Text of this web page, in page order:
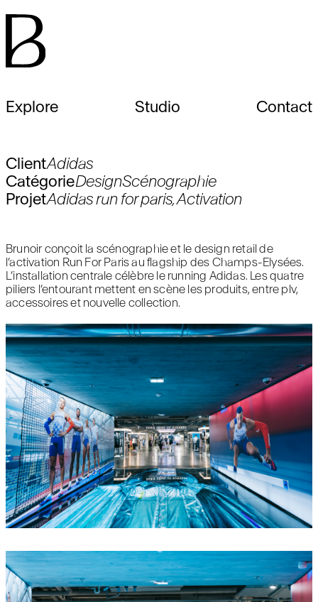
Explore Studio Contact
ClientAdidas
CatégorieDesignScénographie
ProjetAdidas run for paris, Activation
Brunoir conçoit la scénographie et le design retail de
l’activation Run For Paris au flagship des Champs-Elysées.
L’installation centrale célèbre le running Adidas. Les quatre
piliers l’entourant mettent en scène les produits, entre plv,
accessoires et nouvelle collection.